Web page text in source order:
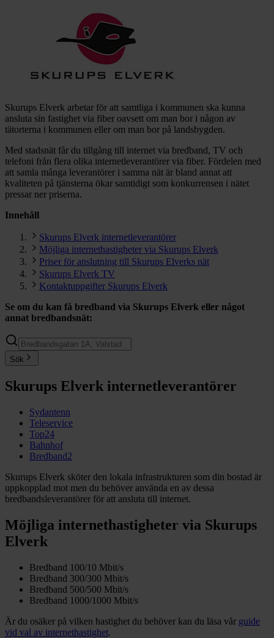
Skurups Elverk arbetar för att samtliga i kommunen ska kunna
ansluta sin fastighet via fiber oavsett om man bor i någon av
tätorterna i kommunen eller om man bor på landsbygden.
Med stadsnät får du tillgång till internet via bredband, TV och
telefoni från flera olika internetleverantörer via fiber. Fördelen med
att samla många leverantörer i samma nät är bland annat att
kvaliteten på tjänsterna ökar samtidigt som konkurrensen i nätet
pressar ner priserna.
Innehåll
Skurups Elverk internetleverantörer
Möjliga internethastigheter via Skurups Elverk
Priser för anslutning till Skurups Elverks nät
Skurups Elverk TV
Kontaktuppgifter Skurups Elverk
Se om du kan få bredband via Skurups Elverk eller något
annat bredbandsnät:
Sök
Skurups Elverk internetleverantörer
Sydantenn
Teleservice
Top24
Bahnhof
Bredband2
Skurups Elverk sköter den lokala infrastrukturen som din bostad är
uppkopplad mot men du behöver använda en av dessa
bredbandsleverantörer för att ansluta till internet.
Möjliga internethastigheter via Skurups
Elverk
Bredband 100/10 Mbit/s
Bredband 300/300 Mbit/s
Bredband 500/500 Mbit/s
Bredband 1000/1000 Mbit/s
Är du osäker på vilken hastighet du behöver kan du läsa vår guide
vid val av internethastighet.